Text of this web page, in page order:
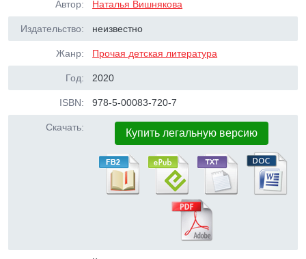
Автор: Наталья Вишнякова
Издательство: неизвестно
Жанр: Прочая детская литература
Год: 2020
ISBN: 978-5-00083-720-7
Скачать: Купить легальную версию